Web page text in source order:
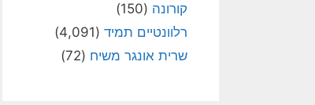
קורונה (150)
רלוונטיים תמיד (4,091)
שרית אונגר משיח (72)